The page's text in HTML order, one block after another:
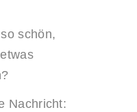
schön,
Nachricht: